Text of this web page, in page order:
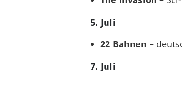
5. Juli
22 Bahnen –
7. Juli